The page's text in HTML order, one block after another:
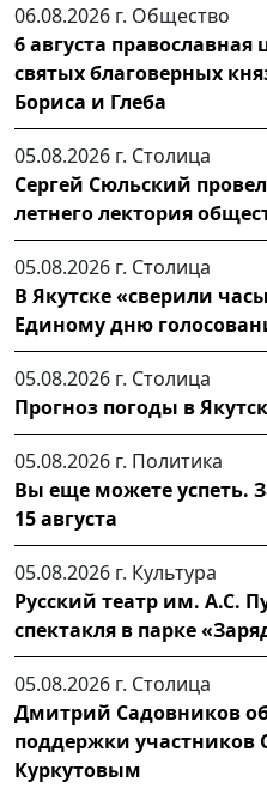
06.08.2026 г. Общество
6 августа
святых благоверных
Бориса и Глеба
05.08.2026 г. Столица
Сергей Сюльский
летнего лектория
05.08.2026 г. Столица
В Якутске «сверили
Единому дню
05.08.2026 г. Столица
Прогноз погоды в
05.08.2026 г. Политика
Вы еще можете успеть.
15 августа
05.08.2026 г. Культура
Русский театр им. А.С.
спектакля в парке
05.08.2026 г. Столица
Дмитрий Садовников
поддержки участников
Куркутовым